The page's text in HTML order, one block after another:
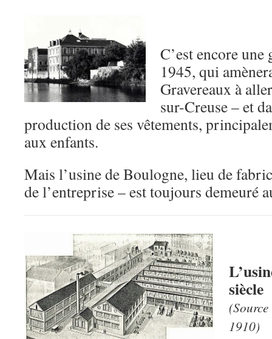
C’est encore
1945, qui
Gravereaux à
sur-Creuse – et
production de ses vêtements,
aux enfants.
Mais l’usine de Boulogne, lieu de
de l’entreprise – est toujours demeuré
siècle
1910)